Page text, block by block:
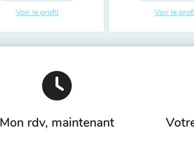
Voir le profil Voir le
Mon rdv, maintenant